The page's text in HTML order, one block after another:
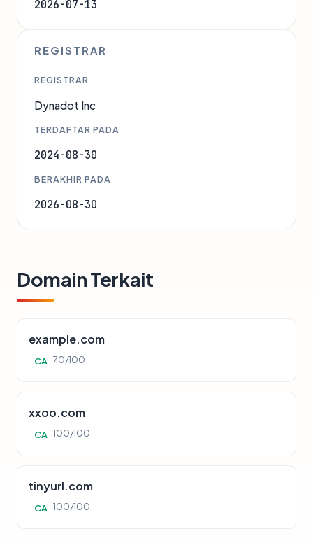
2026-07-13
REGISTRAR
REGISTRAR
Dynadot Inc
TERDAFTAR PADA
2024-08-30
BERAKHIR PADA
2026-08-30
Domain Terkait
example.com
CA 70/100
xxoo.com
CA 100/100
tinyurl.com
CA 100/100